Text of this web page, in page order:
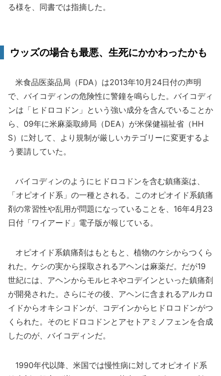
る様を、同書では指摘した。
ウッズの場合も最悪、生死にかかわったかも
米食品医薬品局（FDA）は2013年10月24日付の声明
で、バイコディンの危険性に警鐘を鳴らした。バイコディ
ンは「ヒドロコドン」という強い成分を含んでいることか
ら、09年に米麻薬取締局（DEA）が米保健福祉省（HH
S）に対して、より規制が厳しいカテゴリーに変更するよ
う要請していた。
バイコディンのようにヒドロコドンを含む鎮痛薬は、
「オピオイド系」の一種とされる。このオピオイド系鎮痛
剤の常習性や乱用が問題になっていることを、16年4月23
日付「ワイアード」電子版が報じている。
オピオイド系鎮痛剤はもともと、植物のケシからつくら
れた。ケシの実から採取されるアヘンは麻薬だ。だが19
世紀には、アヘンからモルヒネやコデインといった鎮痛剤
が開発された。さらにその後、アヘンに含まれるアルカロ
イドからオキシコドンが、コデインからヒドロコドンがつ
くられた。そのヒドロコドンとアセトアミノフェンを合成
したのが、バイコディンだ。
1990年代以降、米国では慢性病に対してオピオイド系